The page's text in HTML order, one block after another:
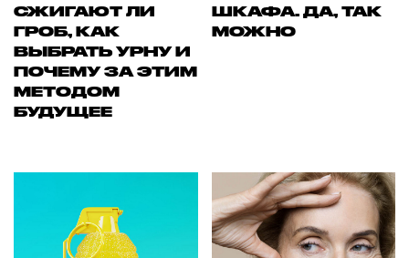
СЖИГАЮТ ЛИ
ГРОБ, КАК
ВЫБРАТЬ УРНУ И
ПОЧЕМУ ЗА ЭТИМ
МЕТОДОМ
БУДУЩЕЕ
ШКАФА. ДА, ТАК
МОЖНО